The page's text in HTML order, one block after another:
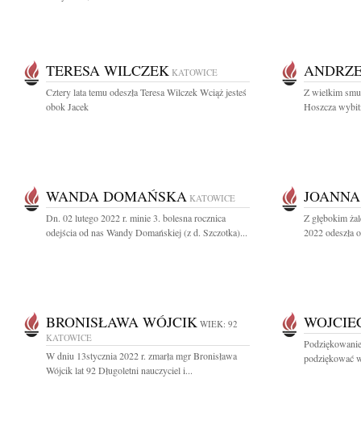
TERESA WILCZEK KATOWICE
Cztery lata temu odeszła Teresa Wilczek Wciąż jesteś
obok Jacek
Z wielkim
Hoszcza
WANDA DOMAŃSKA KATOWICE
Dn. 02 lutego 2022 r. minie 3. bolesna rocznica
odejścia od nas Wandy Domańskiej (z d. Szczotka)...
Z głębokim
2022 odeszła
BRONISŁAWA WÓJCIK WIEK: 92
KATOWICE
W dniu 13stycznia 2022 r. zmarła mgr Bronisława
Wójcik lat 92 Długoletni nauczyciel i...
podziękować